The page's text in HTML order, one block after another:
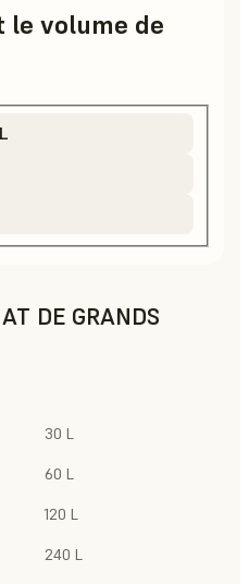
volume de
DE GRANDS
30 L
60 L
120 L
240 L